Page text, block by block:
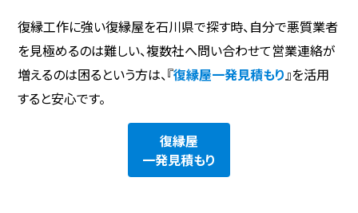
復縁工作に強い復縁屋を石川県で探す時、自分で悪質業者
を見極めるのは難しい、複数社へ問い合わせて営業連絡が
増えるのは困るという方は、『復縁屋一発見積もり 』を活用
すると安心です。
復縁屋
一発見積もり